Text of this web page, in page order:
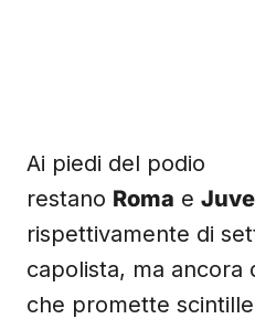
Ai piedi del podio
restano Roma e
rispettivamente di
capolista, ma ancora
che promette